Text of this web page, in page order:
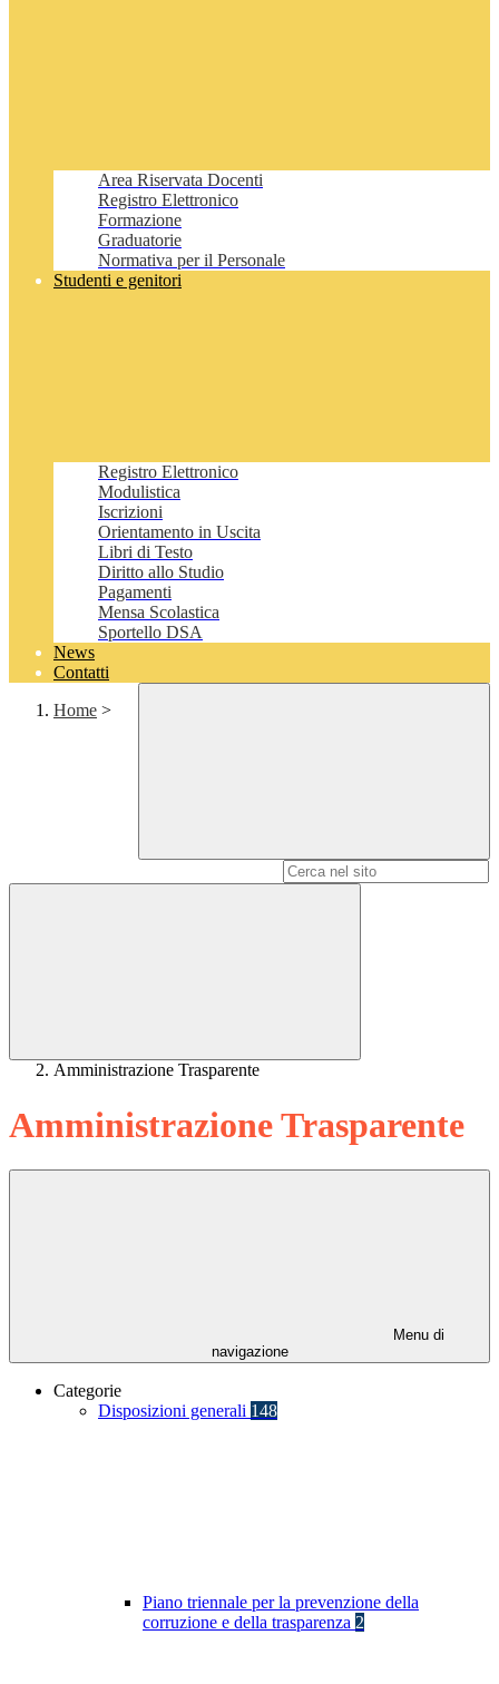
Area Riservata Docenti
Registro Elettronico
Formazione
Graduatorie
Normativa per il Personale
Studenti e genitori
Registro Elettronico
Modulistica
Iscrizioni
Orientamento in Uscita
Libri di Testo
Diritto allo Studio
Pagamenti
Mensa Scolastica
Sportello DSA
News
Contatti
Home >
Amministrazione Trasparente
Amministrazione Trasparente
Menu di
navigazione
Categorie
Disposizioni generali 148
Piano triennale per la prevenzione della
corruzione e della trasparenza 2